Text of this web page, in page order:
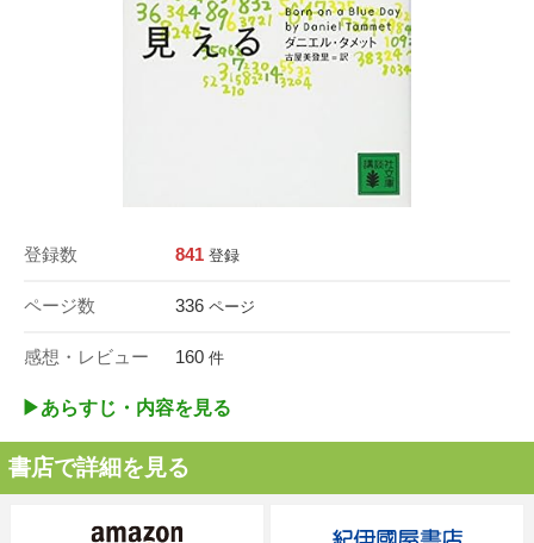
登録数 841 登録
ページ数 336 ページ
感想・レビュー 160 件
▶︎あらすじ・内容を見る
書店で詳細を見る